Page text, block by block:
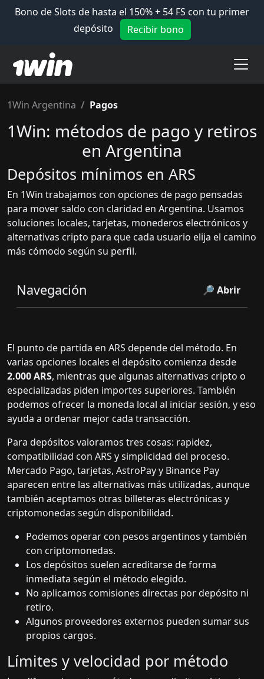
Bono de Slots de hasta el 150% + 54 FS con tu primer
depósito
Recibir bono
1Win Argentina Pagos
1Win: métodos de pago y retiros
en Argentina
Depósitos mínimos en ARS
En 1Win trabajamos con opciones de pago pensadas
para mover saldo con claridad en Argentina. Usamos
soluciones locales, tarjetas, monederos electrónicos y
alternativas cripto para que cada usuario elija el camino
más cómodo según su perfil.
Navegación 🔎 Abrir
El punto de partida en ARS depende del método. En
varias opciones locales el depósito comienza desde
2.000 ARS, mientras que algunas alternativas cripto o
especializadas piden importes superiores. También
podemos ofrecer la moneda local al iniciar sesión, y eso
ayuda a ordenar mejor cada transacción.
Para depósitos valoramos tres cosas: rapidez,
compatibilidad con ARS y simplicidad del proceso.
Mercado Pago, tarjetas, AstroPay y Binance Pay
aparecen entre las alternativas más utilizadas, aunque
también aceptamos otras billeteras electrónicas y
criptomonedas según disponibilidad.
Podemos operar con pesos argentinos y también
con criptomonedas.
Los depósitos suelen acreditarse de forma
inmediata según el método elegido.
No aplicamos comisiones directas por depósito ni
retiro.
Algunos proveedores externos pueden sumar sus
propios cargos.
Límites y velocidad por método